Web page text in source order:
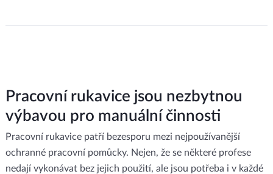
Pracovní rukavice jsou nezbytnou
výbavou pro manuální činnosti
Pracovní rukavice patří bezesporu mezi nejpoužívanější
ochranné pracovní pomůcky. Nejen, že se některé profese
nedají vykonávat bez jejich použití, ale jsou potřeba i v každé